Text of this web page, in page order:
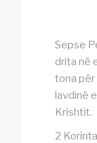
Sepse
drita në
tona për
lavdinë
Krishtit.
2